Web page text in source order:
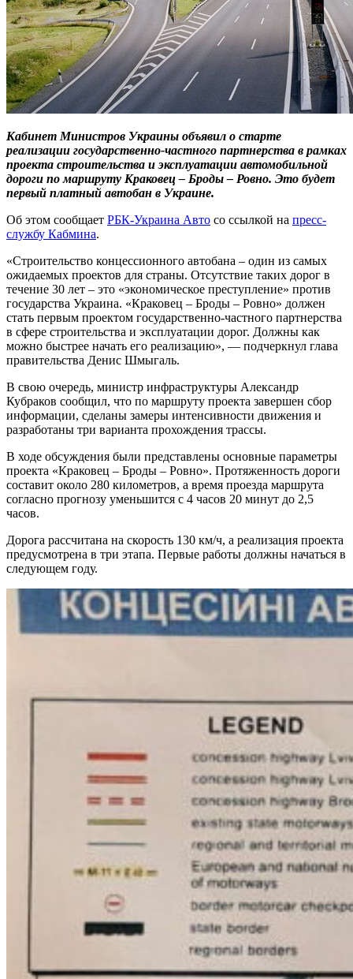
Кабинет Министров Украины объявил о старте
реализации государственно-частного партнерства в рамках
проекта строительства и эксплуатации автомобильной
дороги по маршруту Краковец – Броды – Ровно. Это будет
первый платный автобан в Украине.
Об этом сообщает РБК-Украина Авто со ссылкой на пресс-
службу Кабмина.
«Строительство концессионного автобана – один из самых
ожидаемых проектов для страны. Отсутствие таких дорог в
течение 30 лет – это «экономическое преступление» против
государства Украина. «Краковец – Броды – Ровно» должен
стать первым проектом государственно-частного партнерства
в сфере строительства и эксплуатации дорог. Должны как
можно быстрее начать его реализацию», — подчеркнул глава
правительства Денис Шмыгаль.
В свою очередь, министр инфраструктуры Александр
Кубраков сообщил, что по маршруту проекта завершен сбор
информации, сделаны замеры интенсивности движения и
разработаны три варианта прохождения трассы.
В ходе обсуждения были представлены основные параметры
проекта «Краковец – Броды – Ровно». Протяженность дороги
составит около 280 километров, а время проезда маршрута
согласно прогнозу уменьшится с 4 часов 20 минут до 2,5
часов.
Дорога рассчитана на скорость 130 км/ч, а реализация проекта
предусмотрена в три этапа. Первые работы должны начаться в
следующем году.